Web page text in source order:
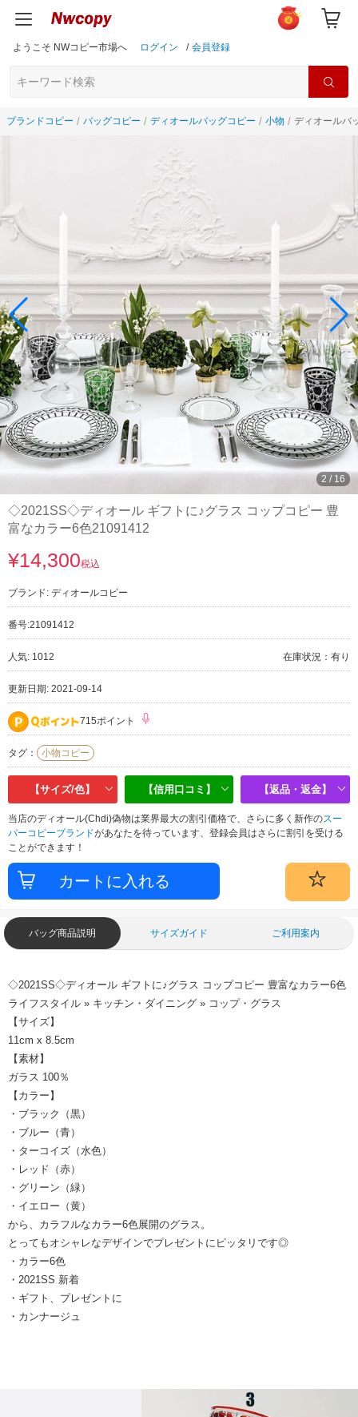
ようこそ NWコピー市場へ ログイン / 会員登録
ブランドコピー バッグコピー ディオールバッグコピー 小物 ディオールバ
3 / 16
◇2021SS◇ディオール ギフトに♪グラス コップコピー 豊
富なカラー6色21091412
¥14,300税込
ブランド: ディオールコピー
番号:21091412
人気: 1012 在庫状況：有り
更新日期: 2021-09-14
715ポイント
タグ： 小物コピー
【サイズ/色】 【信用口コミ】 【返品・返金】
当店のディオール(Chdi)偽物は業界最大の割引価格で、さらに多く新作のスー
パーコピーブランドがあなたを待っています、登録会員はさらに割引を受ける
ことができます！
バッグ商品説明 サイズガイド ご利用案内
◇2021SS◇ディオール ギフトに♪グラス コップコピー 豊富なカラー6色
ライフスタイル » キッチン・ダイニング » コップ・グラス
【サイズ】
11cm x 8.5cm
【素材】
ガラス 100％
【カラー】
・ブラック（黒）
・ブルー（青）
・ターコイズ（水色）
・レッド（赤）
・グリーン（緑）
・イエロー（黄）
から、カラフルなカラー6色展開のグラス。
とってもオシャレなデザインでプレゼントにピッタリです◎
・カラー6色
・2021SS 新着
・ギフト、プレゼントに
・カンナージュ